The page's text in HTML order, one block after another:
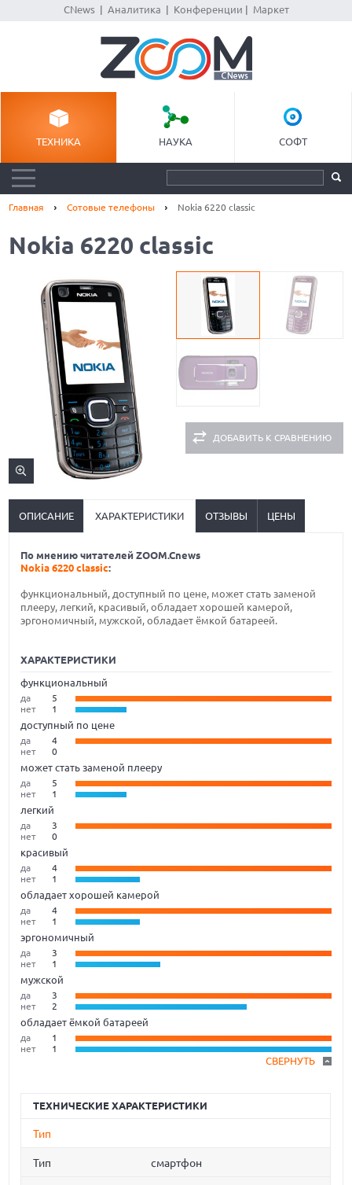
CNews| Аналитика Конференции Маркет
ТЕХНИКА НАУКА СОФТ
Главная Сотовые телефоны Nokia 6220 classic
Nokia 6220 classic
ДОБАВИТЬ К СРАВНЕНИЮ
ОПИСАНИЕ ХАРАКТЕРИСТИКИ ОТЗЫВЫ ЦЕНЫ
По мнению читателей ZOOM.Cnews
Nokia 6220 classic:
функциональный, доступный по цене, может стать заменой
плееру, легкий, красивый, обладает хорошей камерой,
эргономичный, мужской, обладает ёмкой батареей.
ХАРАКТЕРИСТИКИ
функциональный
да
5
нет
1
доступный по цене
да
4
нет
0
может стать заменой плееру
да
5
нет
1
легкий
да
3
нет
0
красивый
да
4
нет
1
обладает хорошей камерой
да
4
нет
1
эргономичный
да
3
нет
1
мужской
да
3
нет
2
обладает ёмкой батареей
да
1
нет
1
СВЕРНУТЬ
ТЕХНИЧЕСКИЕ ХАРАКТЕРИСТИКИ
Тип
Тип смартфон